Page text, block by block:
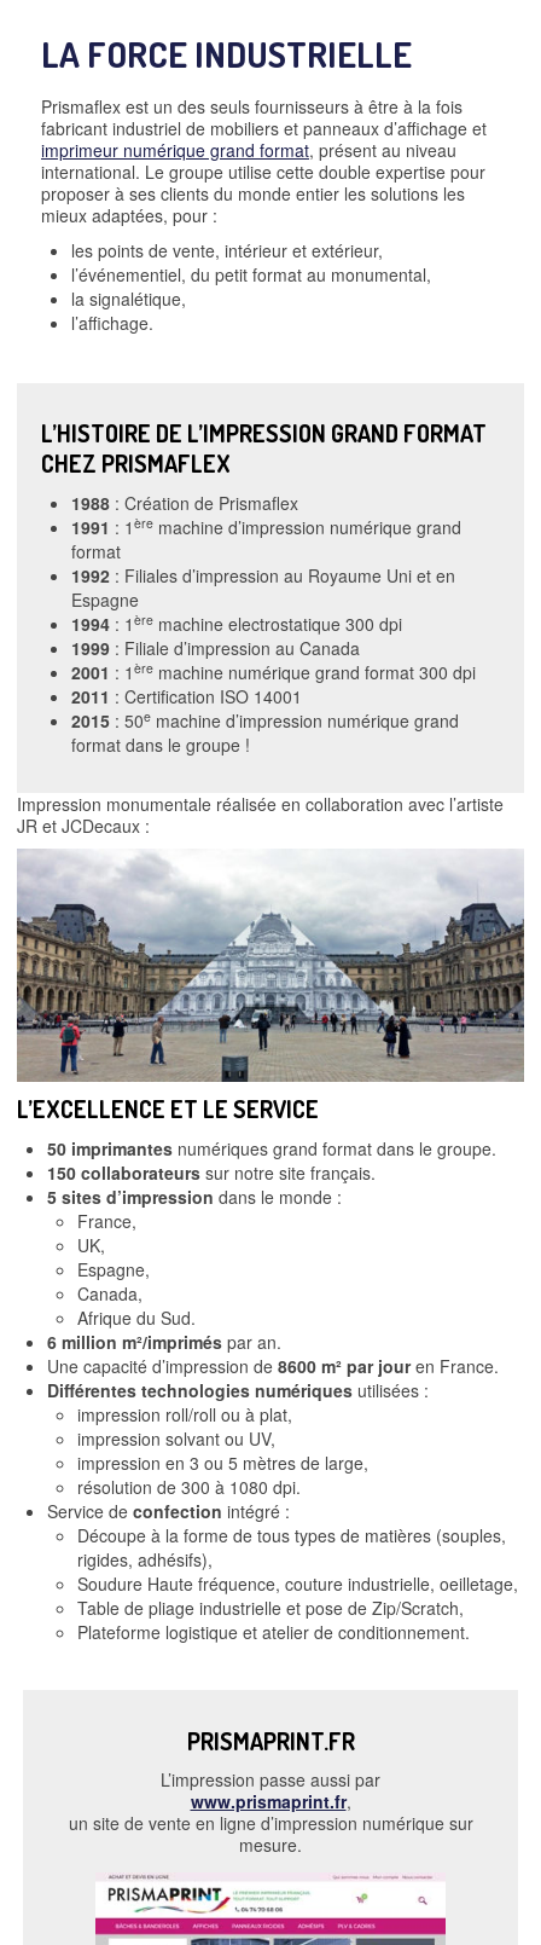
LA FORCE INDUSTRIELLE
Prismaflex est un des seuls fournisseurs à être à la fois
fabricant industriel de mobiliers et panneaux d’affichage et
imprimeur numérique grand format, présent au niveau
international. Le groupe utilise cette double expertise pour
proposer à ses clients du monde entier les solutions les
mieux adaptées, pour :
les points de vente, intérieur et extérieur,
l’événementiel, du petit format au monumental,
la signalétique,
l’affichage.
L’HISTOIRE DE L’IMPRESSION GRAND FORMAT
CHEZ PRISMAFLEX
1988 : Création de Prismaflex
1991 : 1 ère machine d’impression numérique grand
format
1992 : Filiales d’impression au Royaume Uni et en
Espagne
1994 : 1 ère machine electrostatique 300 dpi
1999 : Filiale d’impression au Canada
2001 : 1 ère machine numérique grand format 300 dpi
2011 : Certification ISO 14001
2015 : 50e machine d’impression numérique grand
format dans le groupe !
Impression monumentale réalisée en collaboration avec l’artiste
JR et JCDecaux :
L’EXCELLENCE ET LE SERVICE
50 imprimantes numériques grand format dans le groupe.
150 collaborateurs sur notre site français.
5 sites d’impression dans le monde :
France,
UK,
Espagne,
Canada,
Afrique du Sud.
6 million m²/imprimés par an.
Une capacité d’impression de 8600 m² par jouren France.
Différentes technologies numériques utilisées :
impression roll/roll ou à plat,
impression solvant ou UV,
impression en 3 ou 5 mètres de large,
résolution de 300 à 1080 dpi.
Service de confection intégré :
Découpe à la forme de tous types de matières (souples,
rigides, adhésifs),
Soudure Haute fréquence, couture industrielle, oeilletage,
Table de pliage industrielle et pose de Zip/Scratch,
Plateforme logistique et atelier de conditionnement.
PRISMAPRINT.FR
L’impression passe aussi par
www.prismaprint.fr,
un site de vente en ligne d’impression numérique sur
mesure.